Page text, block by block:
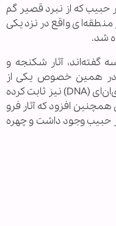
که از نبرد قصیر گم
واقع در نزدیکی
شد.
گفته‌اند، آثار شکنجه و
در همین خصوص یکی از
بستگان این شهید گفت که آزمایش دی‌ان‌ای (DNA) نیز ثابت کرده
افزود که آثار فرو
وجود داشت و چهره